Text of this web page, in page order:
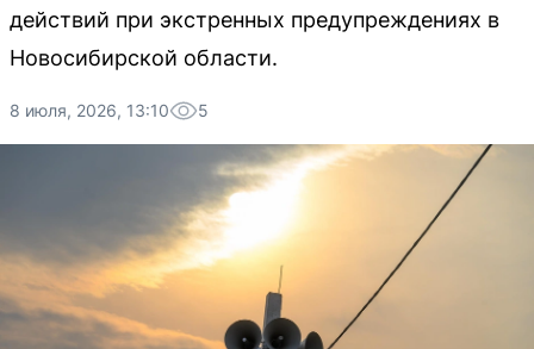
действий при экстренных предупреждениях в
Новосибирской области.
8 июля, 2026, 13:10 5